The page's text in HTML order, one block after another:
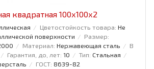
квадратная 100x100x2
Цветостойкость товара: Не
поверхности
Размер:
Материал: Нержавеющая сталь
В
Гарантия, до, лет: 10 Тип: Стальная
ГОСТ: 8639-82